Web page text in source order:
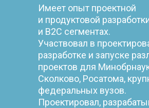
Имеет опыт проектной
и продуктовой
и B2C сегментах.
Участвовал в
разработке и запуске
проектов для
Сколково, Росатома,
федеральных вузов.
Проектировал,